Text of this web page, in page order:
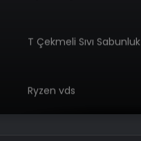
T Çekmeli Sıvı Sabunluk
Ryzen vds